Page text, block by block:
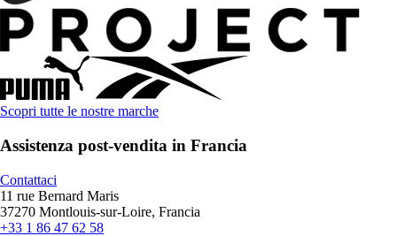
Scopri tutte le nostre marche
Assistenza post-vendita in Francia
Contattaci
11 rue Bernard Maris
37270 Montlouis-sur-Loire, Francia
+33 1 86 47 62 58